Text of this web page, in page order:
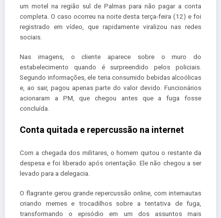
um motel na região sul de Palmas para não pagar a conta
completa. O caso ocorreu na noite desta terça-feira (12) e foi
registrado em vídeo, que rapidamente viralizou nas redes
sociais.
Nas imagens, o cliente aparece sobre o muro do
estabelecimento quando é surpreendido pelos policiais.
Segundo informações, ele teria consumido bebidas alcoólicas
e, ao sair, pagou apenas parte do valor devido. Funcionários
acionaram a PM, que chegou antes que a fuga fosse
concluída.
Conta quitada e repercussão na internet
Com a chegada dos militares, o homem quitou o restante da
despesa e foi liberado após orientação. Ele não chegou a ser
levado para a delegacia.
O flagrante gerou grande repercussão online, com internautas
criando memes e trocadilhos sobre a tentativa de fuga,
transformando o episódio em um dos assuntos mais